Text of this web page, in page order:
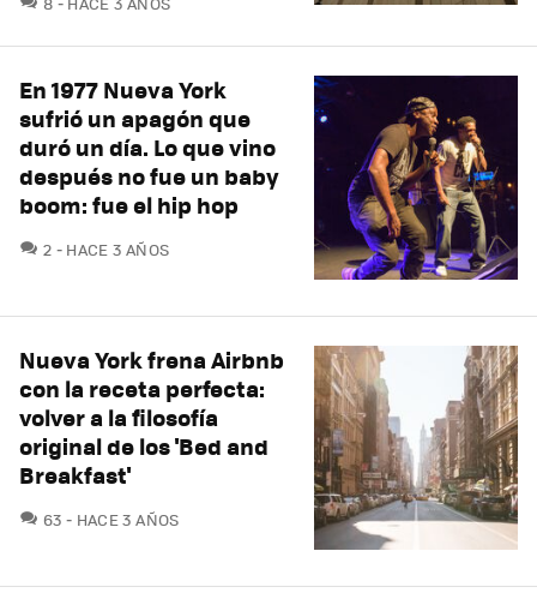
En 1977 Nueva York
sufrió un apagón que
duró un día. Lo que vino
después no fue un baby
boom: fue el hip hop
2 COMENTARIOS
HACE 3 AÑOS
Nueva York frena Airbnb
con la receta perfecta:
volver a la filosofía
original de los 'Bed and
Breakfast'
63 COMENTARIOS
HACE 3 AÑOS